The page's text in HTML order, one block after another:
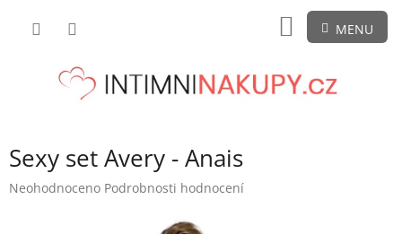
NÁKUPNÍ
KOŠÍK
Sexy set Avery - Anais
Průměrné
Neohodnoceno Podrobnosti hodnocení